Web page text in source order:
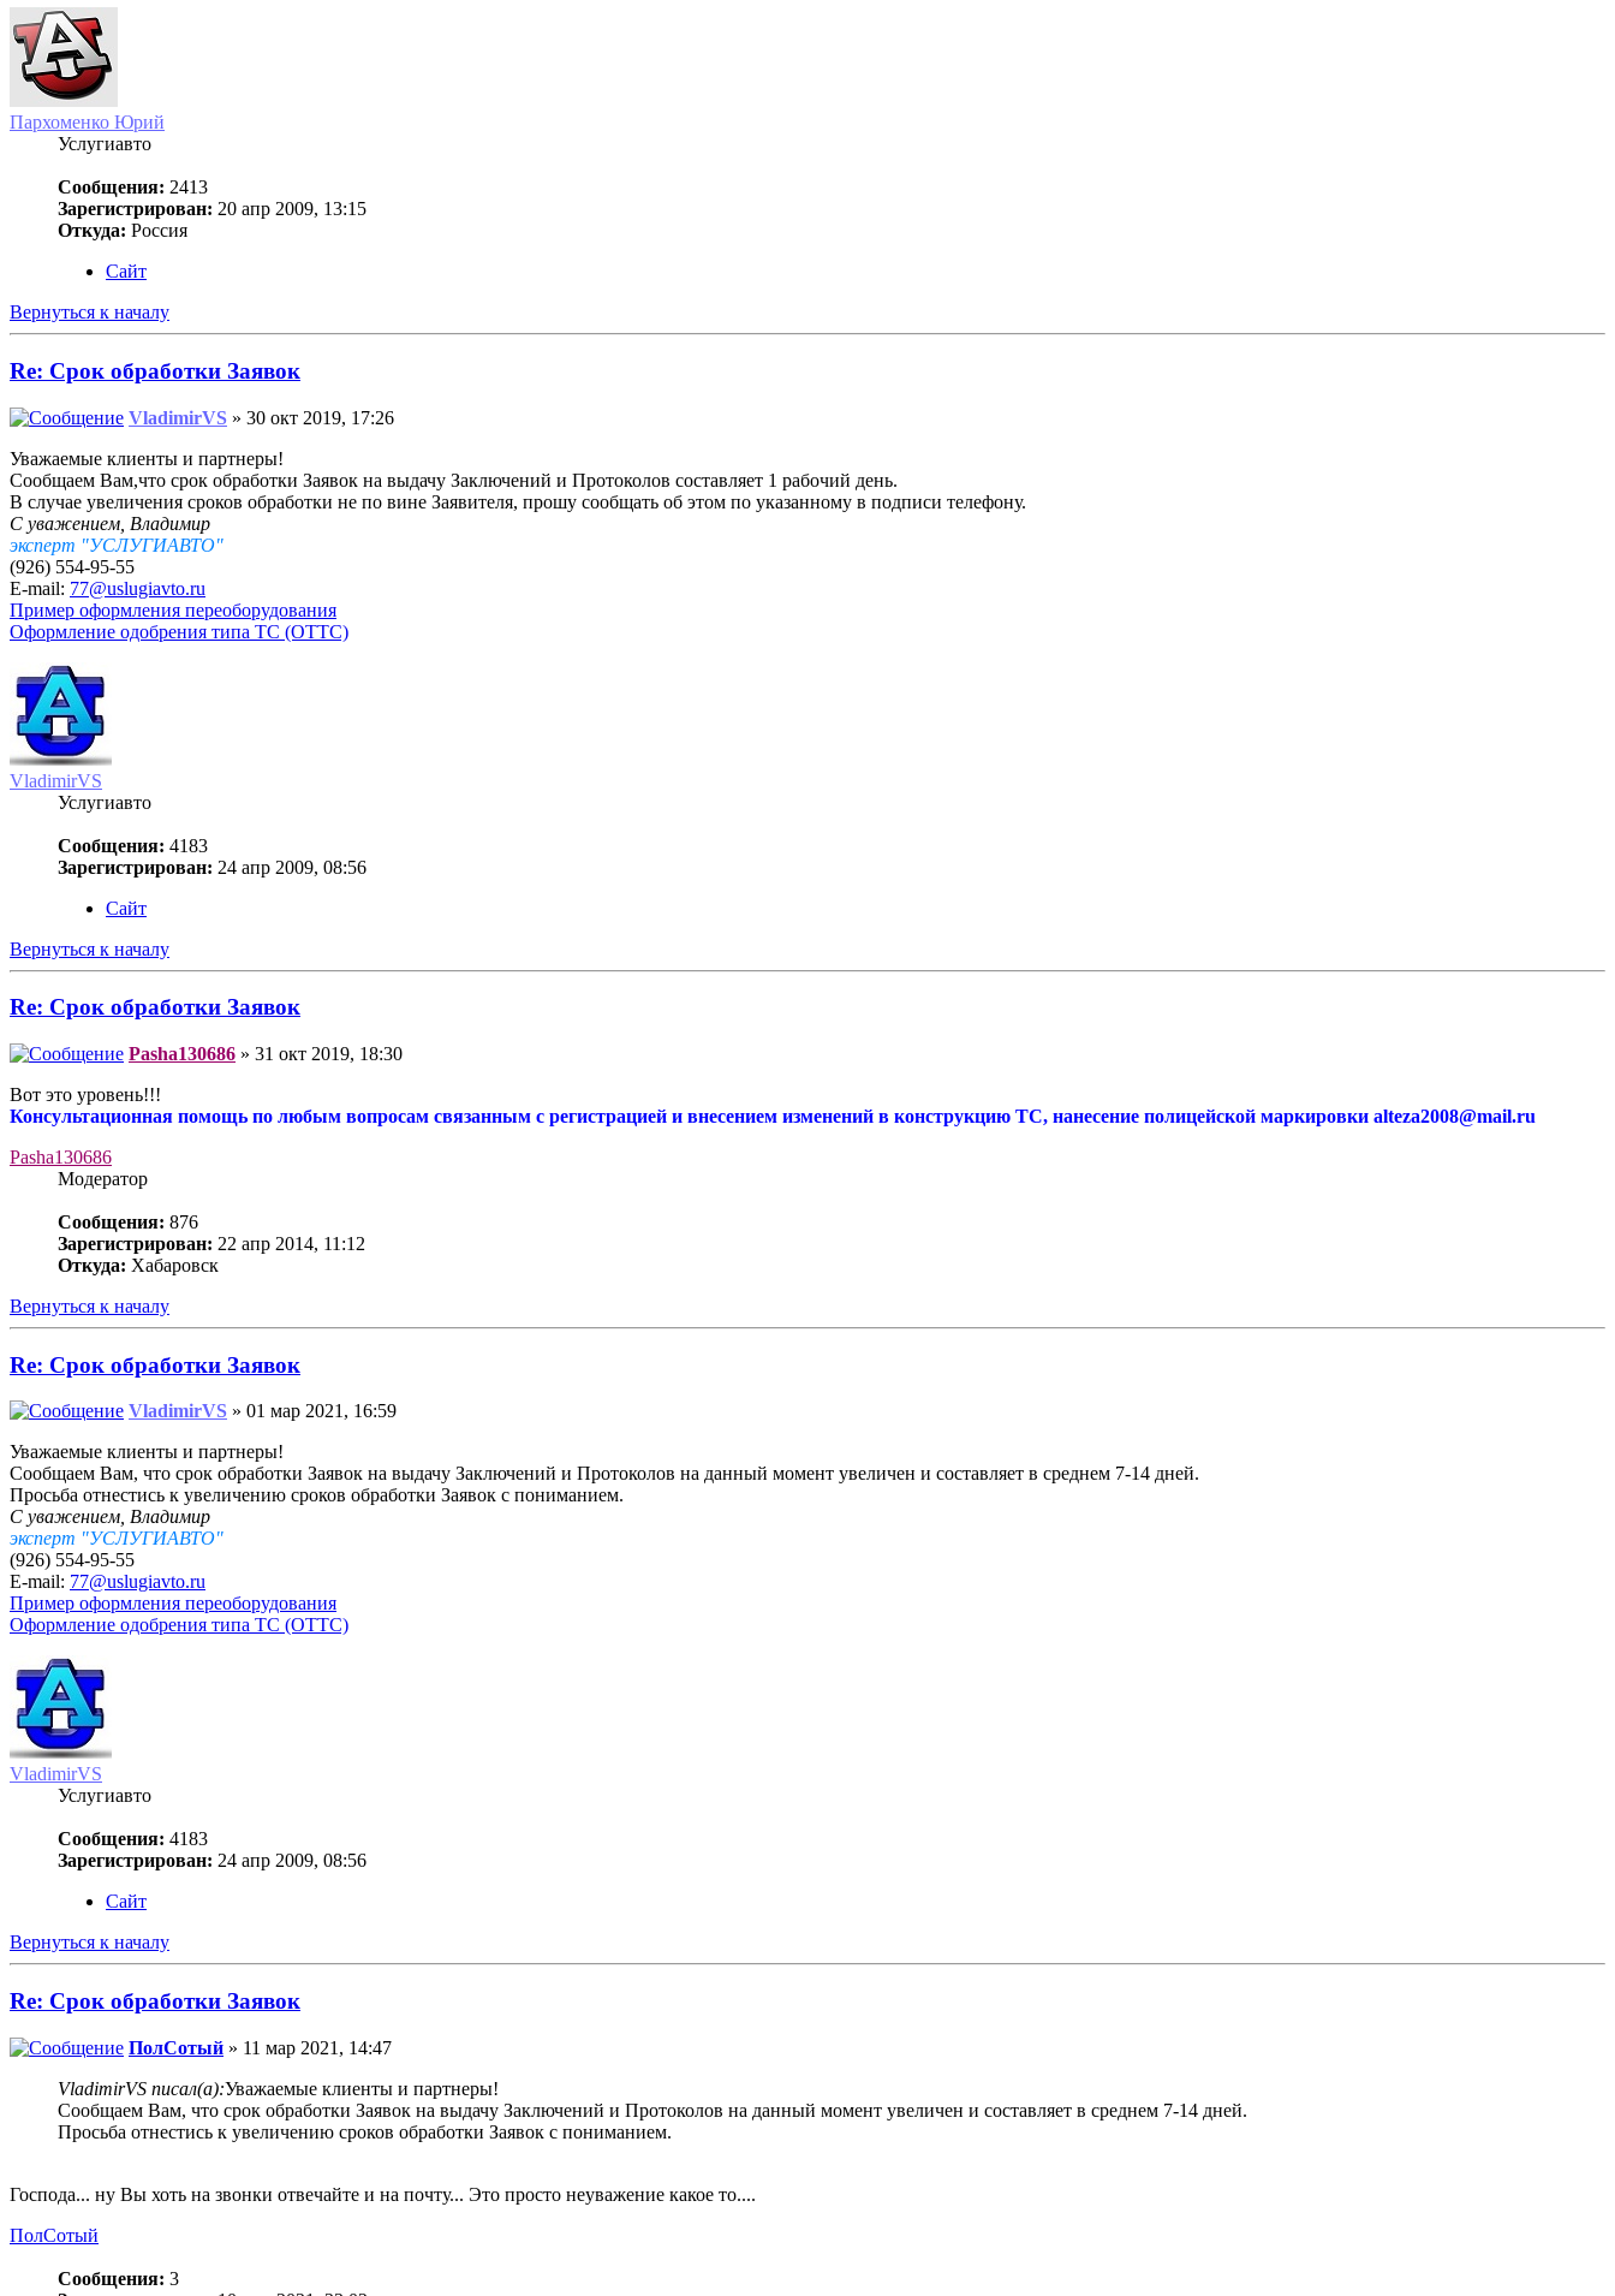
Пархоменко Юрий
Услугиавто
Сообщения: 2413
Зарегистрирован: 20 апр 2009, 13:15
Откуда: Россия
Сайт
Вернуться к началу
Re: Срок обработки Заявок
VladimirVS » 30 окт 2019, 17:26
Уважаемые клиенты и партнеры!
Сообщаем Вам,что срок обработки Заявок на выдачу Заключений и Протоколов составляет 1 рабочий день.
В случае увеличения сроков обработки не по вине Заявителя, прошу сообщать об этом по указанному в подписи телефону.
С уважением, Владимир
эксперт "УСЛУГИАВТО"
(926) 554-95-55
E-mail: 77@uslugiavto.ru
Пример оформления переоборудования
Оформление одобрения типа ТС (ОТТС)
VladimirVS
Услугиавто
Сообщения: 4183
Зарегистрирован: 24 апр 2009, 08:56
Сайт
Вернуться к началу
Re: Срок обработки Заявок
Pasha130686 » 31 окт 2019, 18:30
Вот это уровень!!!
Консультационная помощь по любым вопросам связанным с регистрацией и внесением изменений в конструкцию ТС, нанесение полицейской маркировки alteza2008@mail.ru
Pasha130686
Модератор
Сообщения: 876
Зарегистрирован: 22 апр 2014, 11:12
Откуда: Хабаровск
Вернуться к началу
Re: Срок обработки Заявок
VladimirVS » 01 мар 2021, 16:59
Уважаемые клиенты и партнеры!
Сообщаем Вам, что срок обработки Заявок на выдачу Заключений и Протоколов на данный момент увеличен и составляет в среднем 7-14 дней.
Просьба отнестись к увеличению сроков обработки Заявок с пониманием.
С уважением, Владимир
эксперт "УСЛУГИАВТО"
(926) 554-95-55
E-mail: 77@uslugiavto.ru
Пример оформления переоборудования
Оформление одобрения типа ТС (ОТТС)
VladimirVS
Услугиавто
Сообщения: 4183
Зарегистрирован: 24 апр 2009, 08:56
Сайт
Вернуться к началу
Re: Срок обработки Заявок
ПолСотый » 11 мар 2021, 14:47
VladimirVS писал(а):Уважаемые клиенты и партнеры!
Сообщаем Вам, что срок обработки Заявок на выдачу Заключений и Протоколов на данный момент увеличен и составляет в среднем 7-14 дней.
Просьба отнестись к увеличению сроков обработки Заявок с пониманием.
Господа... ну Вы хоть на звонки отвечайте и на почту... Это просто неуважение какое то....
ПолСотый
Сообщения: 3